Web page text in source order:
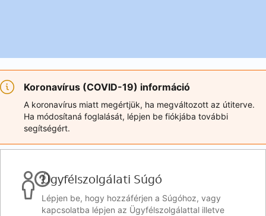
Koronavírus (COVID-19) információ
A koronavírus miatt megértjük, ha megváltozott az útiterve.
Ha módosítaná foglalását, lépjen be fiókjába további
segítségért.
Ügyfélszolgálati Súgó
Lépjen be, hogy hozzáférjen a Súgóhoz, vagy
kapcsolatba lépjen az Ügyfélszolgálattal illetve